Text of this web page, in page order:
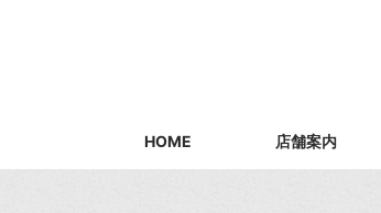
HOME 店舗案内